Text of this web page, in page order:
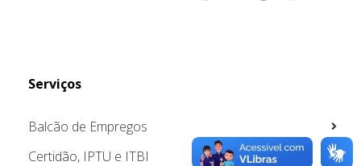
Serviços
Balcão de Empregos
Certidão, IPTU e ITBI